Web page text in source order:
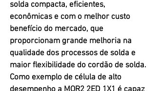
solda compacta, eficientes,
econômicas e com o melhor custo
benefício do mercado, que
proporcionam grande melhoria na
qualidade dos processos de solda e
maior flexibilidade do cordão de solda.
Como exemplo de célula de alto